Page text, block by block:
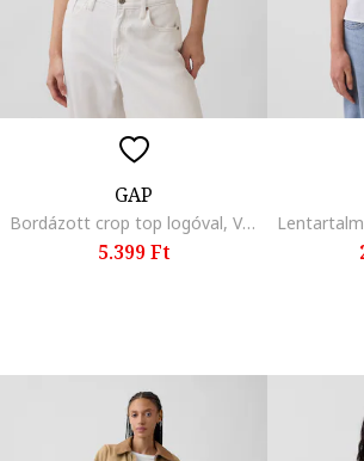
GAP
Bordázott crop top logóval, Világos rózsaszín
5.399 Ft